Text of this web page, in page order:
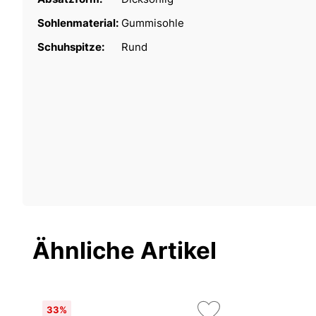
Sohlenmaterial: Gummisohle
Schuhspitze:
Rund
Ähnliche Artikel
33%